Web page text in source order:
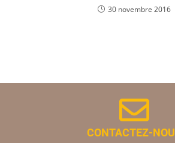
30 novembre 2016
CONTACTEZ-